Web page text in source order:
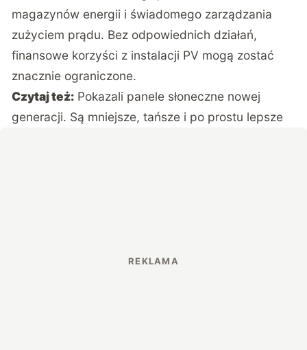
magazynów energii i świadomego zarządzania
zużyciem prądu. Bez odpowiednich działań,
finansowe korzyści z instalacji PV mogą zostać
znacznie ograniczone.
Czytaj też: Pokazali panele słoneczne nowej
generacji. Są mniejsze, tańsze i po prostu lepsze